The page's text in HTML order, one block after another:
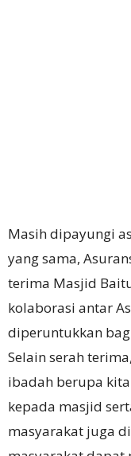
Masih dipayungi
yang sama,
terima Masjid
kolaborasi antar
diperuntukkan
Selain serah
ibadah berupa
kepada masjid
masyarakat juga